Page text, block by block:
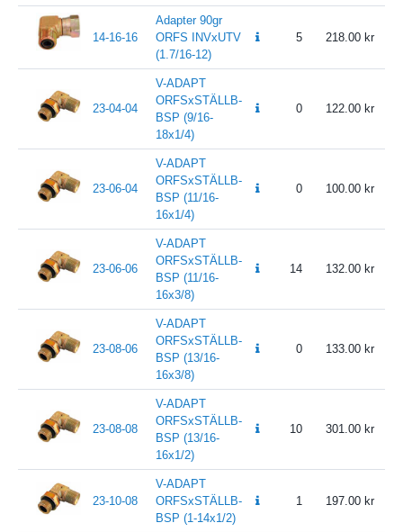
14-16-16
Adapter 90gr
ORFS INVxUTV
(1.7/16-12)
5 218.00
23-04-04
V-ADAPT
ORFSxSTÄLLB-
BSP (9/16-
18x1/4)
0 122.00
23-06-04
V-ADAPT
ORFSxSTÄLLB-
BSP (11/16-
16x1/4)
0 100.00
23-06-06
V-ADAPT
ORFSxSTÄLLB-
BSP (11/16-
16x3/8)
14 132.00
23-08-06
V-ADAPT
ORFSxSTÄLLB-
BSP (13/16-
16x3/8)
0 133.00
23-08-08
V-ADAPT
ORFSxSTÄLLB-
BSP (13/16-
16x1/2)
10 301.00
23-10-08
V-ADAPT
ORFSxSTÄLLB-
BSP (1-14x1/2)
1 197.00